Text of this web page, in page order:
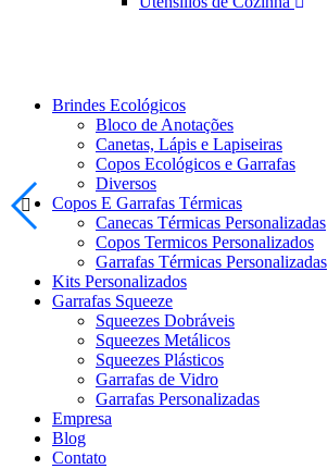
Brindes Ecológicos
Bloco de Anotações
Canetas, Lápis e Lapiseiras
Copos Ecológicos e Garrafas
Diversos
Copos E Garrafas Térmicas
Canecas Térmicas Personalizadas
Copos Termicos Personalizados
Garrafas Térmicas Personalizadas
Kits Personalizados
Garrafas Squeeze
Squeezes Dobráveis
Squeezes Metálicos
Squeezes Plásticos
Garrafas de Vidro
Garrafas Personalizadas
Empresa
Blog
Contato